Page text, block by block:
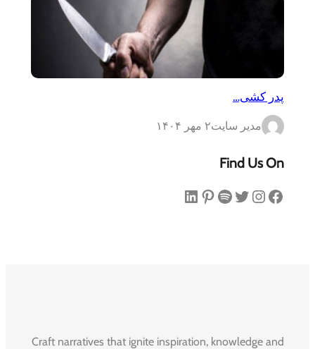
پدر کشی…
مدیر سایت۲ مهر ۱۴۰۴
Find Us On
فیس‌بوک اینستاگرم توییتر اسپاتیفای پینترست لینکداین
Craft narratives that ignite inspiration, knowledge and